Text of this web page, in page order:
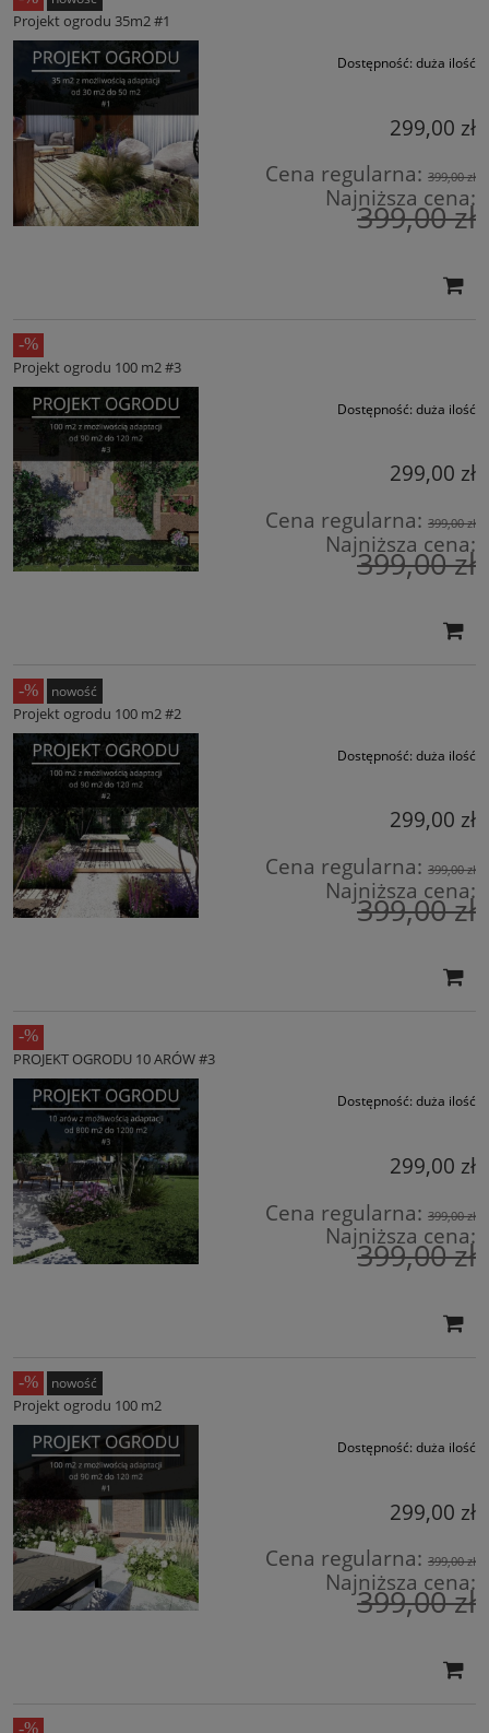
Projekt ogrodu 35m2 #1
Dostępność: duża ilość
299,00 zł
Cena regularna: 399,00 zł
Najniższa cena:
399,00 zł
Projekt ogrodu 100 m2 #3
Dostępność: duża ilość
299,00 zł
Cena regularna: 399,00 zł
Najniższa cena:
399,00 zł
Projekt ogrodu 100 m2 #2
Dostępność: duża ilość
299,00 zł
Cena regularna: 399,00 zł
Najniższa cena:
399,00 zł
nowość
PROJEKT OGRODU 10 ARÓW #3
Dostępność: duża ilość
299,00 zł
Cena regularna: 399,00 zł
Najniższa cena:
399,00 zł
Projekt ogrodu 100 m2
Dostępność: duża ilość
299,00 zł
Cena regularna: 399,00 zł
Najniższa cena:
399,00 zł
nowość